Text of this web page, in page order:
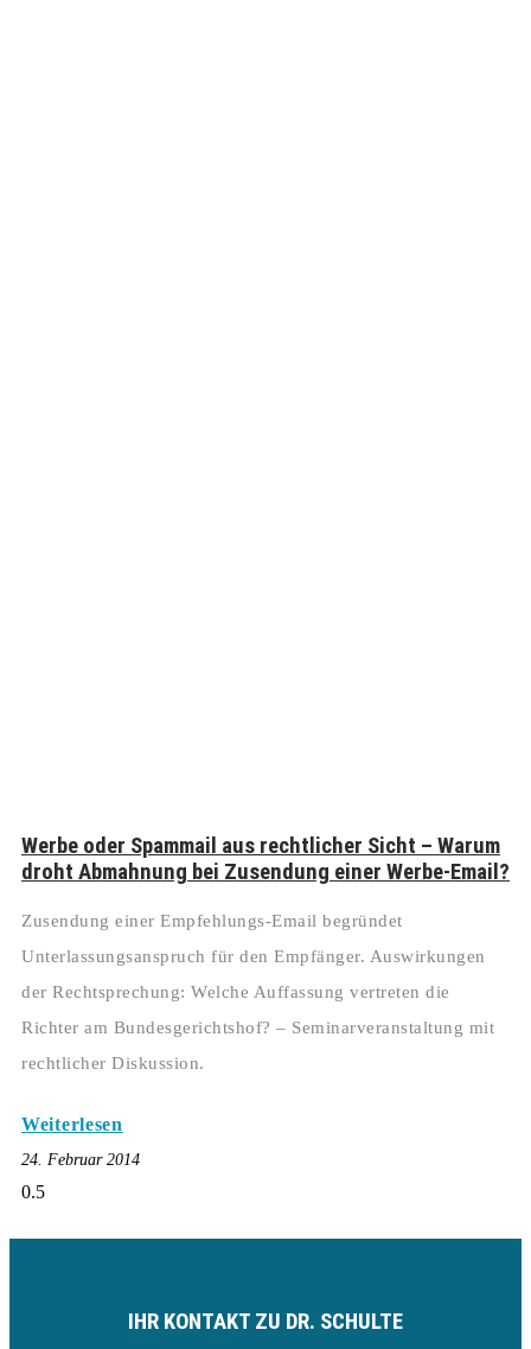
Werbe oder Spammail aus rechtlicher Sicht – Warum
droht Abmahnung bei Zusendung einer Werbe-Email?
Zusendung einer Empfehlungs-Email begründet
Unterlassungsanspruch für den Empfänger. Auswirkungen
der Rechtsprechung: Welche Auffassung vertreten die
Richter am Bundesgerichtshof? – Seminarveranstaltung mit
rechtlicher Diskussion.
Weiterlesen
24. Februar 2014
IHR KONTAKT ZU DR. SCHULTE